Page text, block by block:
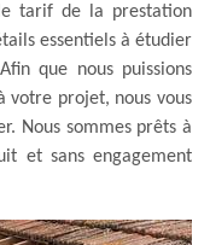
tarif de la prestation
essentiels à étudier
que nous puissions
votre projet, nous vous
Nous sommes prêts à
et sans engagement